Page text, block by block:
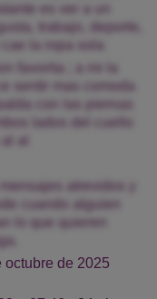
es ver a un
trabajo, deporte,
la ropa sola
favorita ; a mi la
sentir mas comoda
con las piernas
lados del cuello
al
atrevidos y
cuando alguien
lo que quieren
octubre de 2025